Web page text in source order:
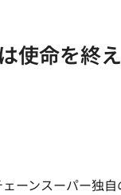
使命を
ーンスーパー独